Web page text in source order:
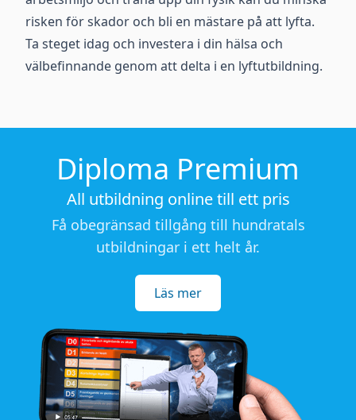
risken för skador och bli en mästare på att lyfta.
Ta steget idag och investera i din hälsa och
välbefinnande genom att delta i en lyftutbildning.
Diploma Premium
All utbildning online till ett pris
Få obegränsad tillgång till hundratals
utbildningar i ett helt år.
Läs mer